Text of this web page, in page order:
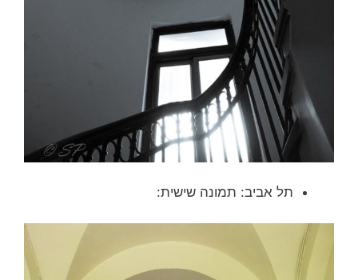
תל אביב: תמונה שישית: